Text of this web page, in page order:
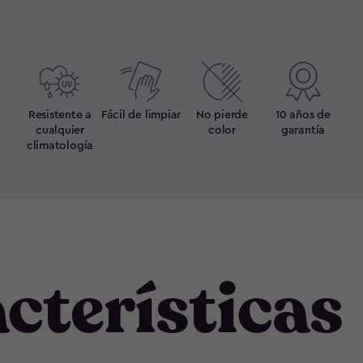
Resistente a
cualquier
climatología
Fácil de limpiar
No pierde
color
10 años de
garantía